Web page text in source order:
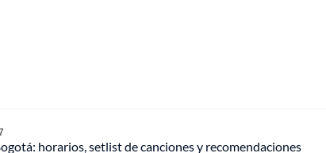
horarios, setlist de canciones y recomendaciones